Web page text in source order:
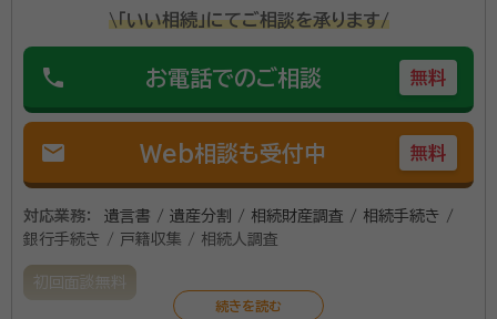
\「いい相続」にてご相談を承ります/
phone お電話でのご相談 無料
mail Web相談も受付中 無料
対応業務：
遺言書 / 遺産分割 / 相続財産調査 / 相続手続き /
銀行手続き / 戸籍収集 / 相続人調査
初回面談無料